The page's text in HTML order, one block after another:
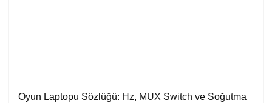
Oyun Laptopu Sözlüğü: Hz, MUX Switch ve Soğutma